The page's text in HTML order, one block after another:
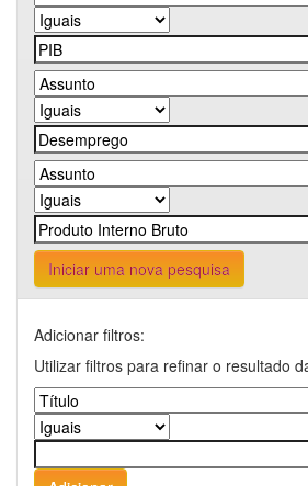
Iniciar uma nova pesquisa
Adicionar filtros:
Utilizar filtros para refinar o resultado